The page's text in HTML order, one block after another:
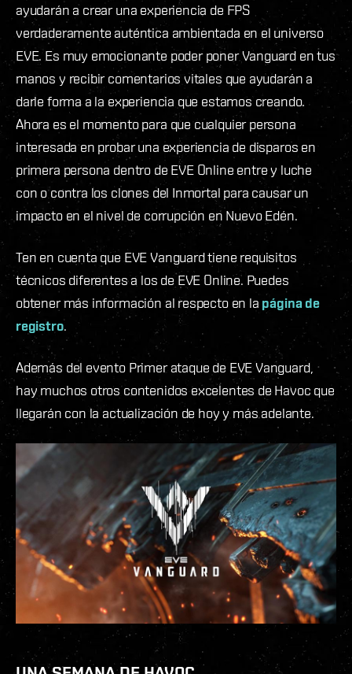
ayudarán a crear una experiencia de FPS
verdaderamente auténtica ambientada en el universo
EVE. Es muy emocionante poder poner Vanguard en tus
manos y recibir comentarios vitales que ayudarán a
darle forma a la experiencia que estamos creando.
Ahora es el momento para que cualquier persona
interesada en probar una experiencia de disparos en
primera persona dentro de EVE Online entre y luche
con o contra los clones del Inmortal para causar un
impacto en el nivel de corrupción en Nuevo Edén.
Ten en cuenta que EVE Vanguard tiene requisitos
técnicos diferentes a los de EVE Online. Puedes
obtener más información al respecto en la página de
registro.
Además del evento Primer ataque de EVE Vanguard,
hay muchos otros contenidos excelentes de Havoc que
llegarán con la actualización de hoy y más adelante.